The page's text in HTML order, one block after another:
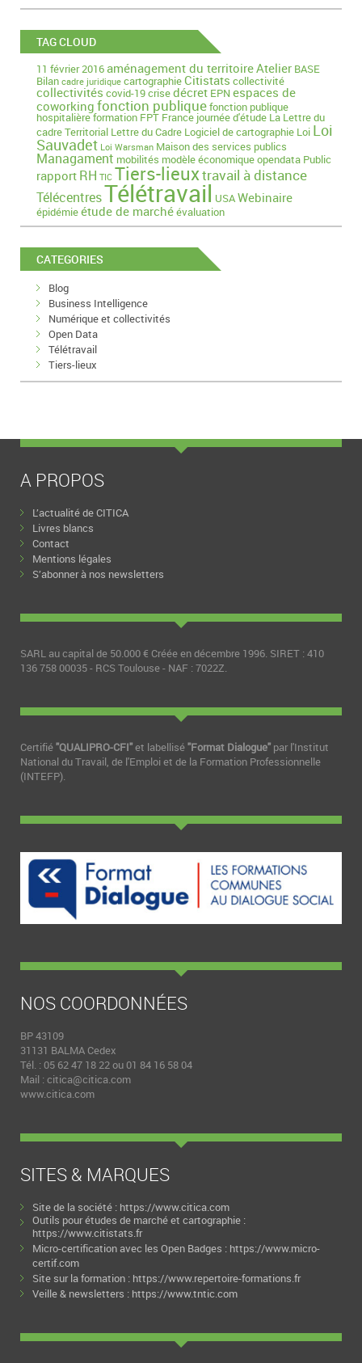
TAG CLOUD
11 février 2016aménagement du territoireAtelier BASE
Bilan cadre juridique cartographieCitistats collectivité
collectivités covid-19crisedécret EPN espaces de
coworking fonction publiquefonction publique
hospitalièreformation FPT France journée d'étude La Lettre du
cadre Territorial Lettre du Cadre Logiciel de cartographie Loi Loi
Sauvadet Loi Warsman Maison des services publics
Managament mobilités modèle économiqueopendata Public
rapport RH TIC Tiers-lieuxtravail à distance
TélécentresTélétravail USAWebinaire
épidémieétude de marchéévaluation
CATEGORIES
Blog
Business Intelligence
Numérique et collectivités
Open Data
Télétravail
Tiers-lieux
A PROPOS
L’actualité de CITICA
Livres blancs
Contact
Mentions légales
S’abonner à nos newsletters
SARL au capital de 50.000 € Créée en décembre 1996. SIRET : 410
136 758 00035 - RCS Toulouse - NAF : 7022Z.
Certifié"QUALIPRO-CFI"et labellisé"Format Dialogue" par l'Institut
National du Travail, de l'Emploi et de la Formation Professionnelle
(INTEFP).
NOS COORDONNÉES
BP 43109
31131 BALMA Cedex
Tél. : 05 62 47 18 22 ou 01 84 16 58 04
Mail : citica@citica.com
www.citica.com
SITES & MARQUES
Site de la société : https://www.citica.com
Outils pour études de marché et cartographie :
https://www.citistats.fr
Micro-certification avec les Open Badges : https://www.micro-
certif.com
Site sur la formation : https://www.repertoire-formations.fr
Veille & newsletters : https://www.tntic.com